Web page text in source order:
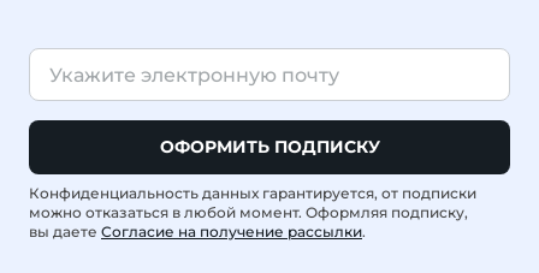
ОФОРМИТЬ ПОДПИСКУ
Конфиденциальность данных гарантируется, от подписки
можно отказаться в любой момент. Оформляя подписку,
вы даете Согласие на получение рассылки.